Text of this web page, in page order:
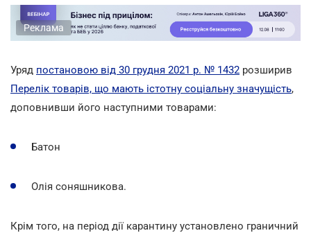
Реклама
Уряд постановою від 30 грудня 2021 р. № 1432 розширив
Перелік товарів, що мають істотну соціальну значущість,
доповнивши його наступними товарами:
Батон
Олія соняшникова.
Крім того, на період дії карантину установлено граничний